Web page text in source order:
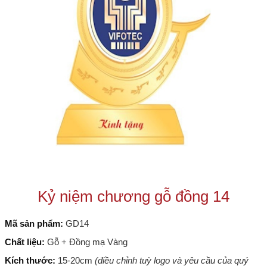
Kỷ niệm chương gỗ đồng 14
Mã sản phẩm: GD14
Chất liệu: Gỗ + Đồng mạ Vàng
Kích thước: 15-20cm (điều chỉnh tuỳ logo và yêu cầu của quý